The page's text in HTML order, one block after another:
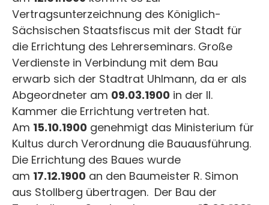
Vertragsunterzeichnung des Königlich-
Sächsischen Staatsfiscus mit der Stadt für
die Errichtung des Lehrerseminars. Große
Verdienste in Verbindung mit dem Bau
erwarb sich der Stadtrat Uhlmann, da er als
Abgeordneter am 09.03.1900 in der II.
Kammer die Errichtung vertreten hat.
Am 15.10.1900 genehmigt das Ministerium für
Kultus durch Verordnung die Bauausführung.
Die Errichtung des Baues wurde
am 17.12.1900 an den Baumeister R. Simon
aus Stollberg übertragen. Der Bau der